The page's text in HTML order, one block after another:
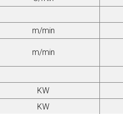
m/min
m/min
KW
KW